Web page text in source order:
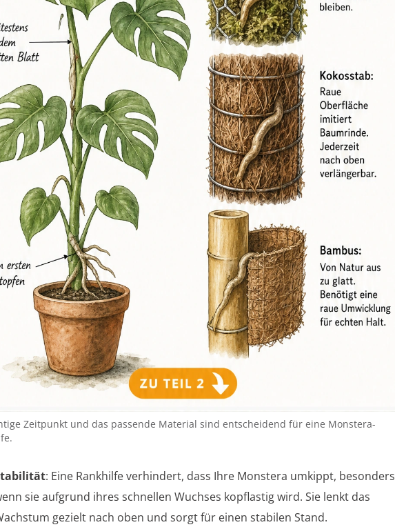
Zeitpunkt und das passende Material sind entscheidend für eine Monstera-
: Eine Rankhilfe verhindert, dass Ihre Monstera umkippt, besonders
sie aufgrund ihres schnellen Wuchses kopflastig wird. Sie lenkt das
gezielt nach oben und sorgt für einen stabilen Stand.